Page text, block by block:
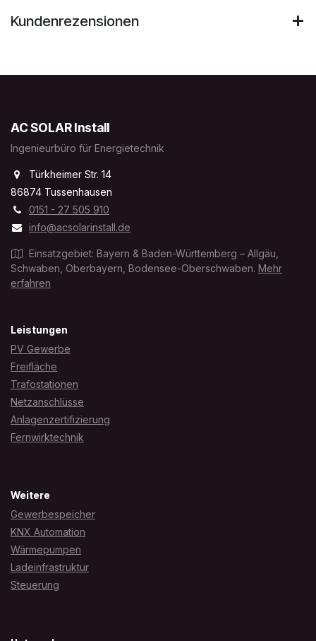
Kundenrezensionen
AC SOLAR Install
Ingenieurbüro für Energietechnik
Türkheimer Str. 14
86874 Tussenhausen
0151 - 27 505 910
info@acsolarinstall.de
Einsatzgebiet: Bayern & Baden-Württemberg – Allgäu,
Schwaben, Oberbayern, Bodensee-Oberschwaben. Mehr
erfahren
Leistungen
PV Gewerbe
Freifläche
Trafostationen
Netzanschlüsse
Anlagenzertifizierung
Fernwirktechnik
Weitere
Gewerbespeicher
KNX Automation
Wärmepumpen
Ladeinfrastruktur
Steuerung